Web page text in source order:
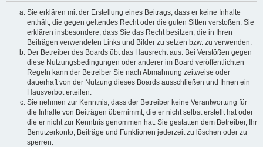
Sie erklären mit der Erstellung eines Beitrags, dass er keine Inhalte
enthält, die gegen geltendes Recht oder die guten Sitten verstoßen. Sie
erklären insbesondere, dass Sie das Recht besitzen, die in Ihren
Beiträgen verwendeten Links und Bilder zu setzen bzw. zu verwenden.
Der Betreiber des Boards übt das Hausrecht aus. Bei Verstößen gegen
diese Nutzungsbedingungen oder anderer im Board veröffentlichten
Regeln kann der Betreiber Sie nach Abmahnung zeitweise oder
dauerhaft von der Nutzung dieses Boards ausschließen und Ihnen ein
Hausverbot erteilen.
Sie nehmen zur Kenntnis, dass der Betreiber keine Verantwortung für
die Inhalte von Beiträgen übernimmt, die er nicht selbst erstellt hat oder
die er nicht zur Kenntnis genommen hat. Sie gestatten dem Betreiber, Ihr
Benutzerkonto, Beiträge und Funktionen jederzeit zu löschen oder zu
sperren.